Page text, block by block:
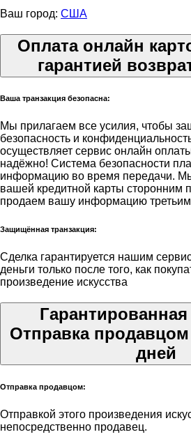
Ваш город: США
Оплата онлайн
гарантией
Ваша транзакция безопасна:
Мы прилагаем все усилия, чтобы
безопасность и
осуществляет сервис онлайн
надёжно! Система безопасности
информацию во время передачи.
вашей кредитной карты сторонним
продаем вашу информацию
Защищённая транзакция:
Сделка гарантируется нашим
деньги только после того, как
произведение искусства
Гарантированная
Отправка продавцом
дней
Отправка продавцом:
Отправкой этого произведения
непосредственно продавец.